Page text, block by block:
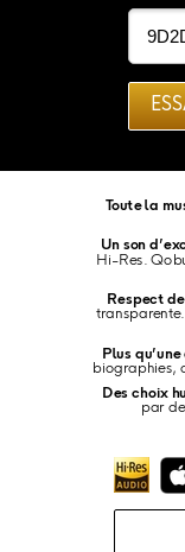
Toute la
Un son
Hi-Res.
Respect
Plus
biographies,
Des choix
par